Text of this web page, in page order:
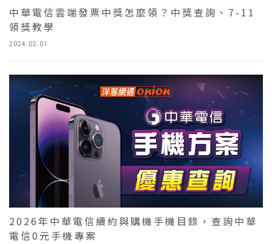
2024.02.01
中華電信雲端發票中獎怎麼領？中獎查詢、7-11
領獎教學
2026年中華電信續約與購機手機目錄，查詢中華
電信0元手機專案